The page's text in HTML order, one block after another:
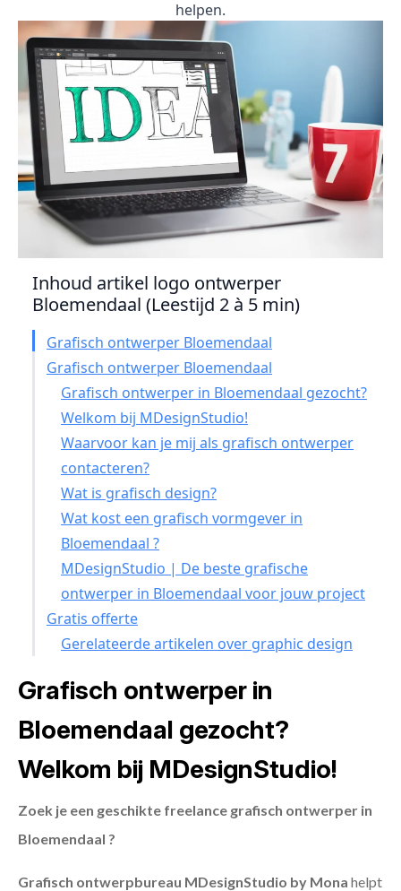
helpen.
Inhoud artikel logo ontwerper
Bloemendaal (Leestijd 2 à 5 min)
Grafisch ontwerper Bloemendaal
Grafisch ontwerper Bloemendaal
Grafisch ontwerper in Bloemendaal gezocht?
Welkom bij MDesignStudio!
Waarvoor kan je mij als grafisch ontwerper
contacteren?
Wat is grafisch design?
Wat kost een grafisch vormgever in
Bloemendaal ?
MDesignStudio | De beste grafische
ontwerper in Bloemendaal voor jouw project
Gratis offerte
Gerelateerde artikelen over graphic design
Grafisch ontwerper in
Bloemendaal gezocht?
Welkom bij MDesignStudio!
Zoek je een geschikte freelance grafisch ontwerper in
Bloemendaal ?
Grafisch ontwerpbureau MDesignStudio by Mona helpt